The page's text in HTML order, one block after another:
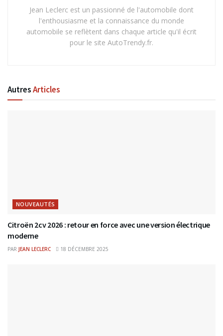
Jean Leclerc est un passionné de l'automobile dont
l'enthousiasme et la connaissance du monde
automobile se reflètent dans chaque article qu'il écrit
pour le site AutoTrendy.fr.
AutresArticles
NOUVEAUTÉS
Citroën 2cv 2026 : retour en force avec une version électrique
moderne
PAR JEAN LECLERC 18 DÉCEMBRE 2025